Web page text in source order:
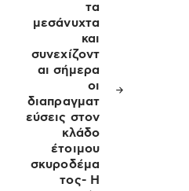
τα
μεσάνυχτα
και
συνεχίζοντ
αι σήμερα
οι
διαπραγματ
εύσεις στον
κλάδο
έτοιμου
σκυροδέμα
τος- Η